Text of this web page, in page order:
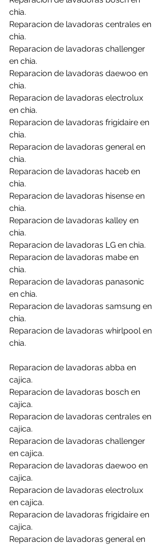
chia.
Reparacion de lavadoras centrales en
chia.
Reparacion de lavadoras challenger
en chia.
Reparacion de lavadoras daewoo en
chia.
Reparacion de lavadoras electrolux
en chia.
Reparacion de lavadoras frigidaire en
chia.
Reparacion de lavadoras general en
chia.
Reparacion de lavadoras haceb en
chia.
Reparacion de lavadoras hisense en
chia.
Reparacion de lavadoras kalley en
chia.
Reparacion de lavadoras LG en chia.
Reparacion de lavadoras mabe en
chia.
Reparacion de lavadoras panasonic
en chia.
Reparacion de lavadoras samsung en
chia.
Reparacion de lavadoras whirlpool en
chia.
Reparacion de lavadoras abba en
cajica.
Reparacion de lavadoras bosch en
cajica.
Reparacion de lavadoras centrales en
cajica.
Reparacion de lavadoras challenger
en cajica.
Reparacion de lavadoras daewoo en
cajica.
Reparacion de lavadoras electrolux
en cajica.
Reparacion de lavadoras frigidaire en
cajica.
Reparacion de lavadoras general en